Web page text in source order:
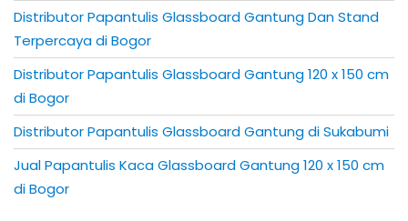
Distributor Papantulis Glassboard Gantung Dan Stand
Terpercaya di Bogor
Distributor Papantulis Glassboard Gantung 120 x 150 cm
di Bogor
Distributor Papantulis Glassboard Gantung di Sukabumi
Jual Papantulis Kaca Glassboard Gantung 120 x 150 cm
di Bogor